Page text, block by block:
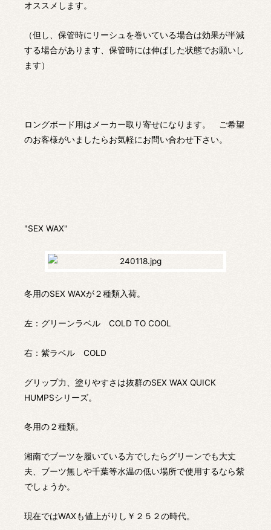
オススメします。
（但し、保管時にリーシュを巻いている場合は効果が半減
する場合があります、保管時には伸ばした状態でお願いし
ます）
ロングボード用はメーカー取り寄せになります。 ご希望
のお客様がいましたらお気軽にお問い合わせ下さい。
"SEX WAX"
冬用のSEX WAXが２種類入荷。
左：グリーンラベル COLD TO COOL
右：紫ラベル COLD
グリップ力、塗りやすさは抜群のSEX WAX QUICK
HUMPSシリーズ。
冬用の２種類。
湘南でブーツを履いている方でしたらグリーンでも大丈
夫、ブーツ無しや千葉等水温の低い場所で使用するなら紫
でしょうか。
現在ではWAXも値上がりし￥２５２の時代。